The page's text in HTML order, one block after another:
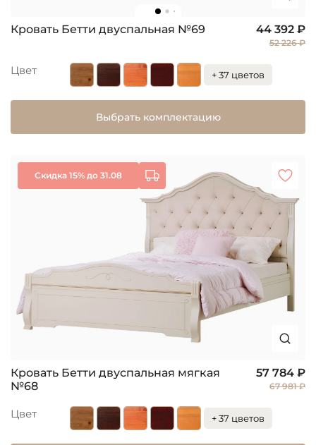
Кровать Бетти двуспальная №69 44 392 ₽
52 226 ₽
Цвет + 37 цветов
Выбрать комплектацию
Скидка 15% до 31.08
Кровать Бетти двуспальная мягкая
№68
57 784 ₽
67 981 ₽
Цвет + 37 цветов